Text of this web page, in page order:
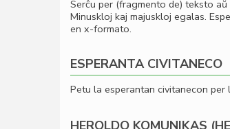
Serĉu per (fragmento de) teksto
Minuskloj kaj majuskloj egalas.
en x-formato.
ESPERANTA CIVITANECO
Petu la esperantan civitanecon per
HEROLDO KOMUNIKAS